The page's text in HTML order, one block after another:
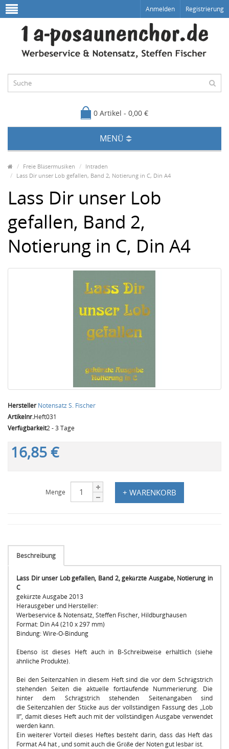
Anmelden Registrierung
0 Artikel - 0,00 €
MENÜ
Freie Bläsermusiken
Intraden
Lass Dir unser Lob gefallen, Band 2, Notierung in C, Din A4
Lass Dir unser Lob
gefallen, Band 2,
Notierung in C, Din A4
Hersteller Notensatz S. Fischer
Artikelnr.Heft031
Verfügbarkeit2 - 3 Tage
16,85 €
Menge + WARENKORB
Beschreibung
Lass Dir unser Lob gefallen, Band 2, gekürzte Ausgabe, Notierung in
C
gekürzte Ausgabe 2013
Herausgeber und Hersteller:
Werbeservice & Notensatz, Steffen Fischer, Hildburghausen
Format: Din A4 (210 x 297 mm)
Bindung: Wire-O-Bindung
Ebenso ist dieses Heft auch in B-Schreibweise erhältlich (siehe
ähnliche Produkte).
Bei den Seitenzahlen in diesem Heft sind die vor dem Schrägstrich
stehenden Seiten die aktuelle fortlaufende Nummerierung. Die
hinter dem Schrägstrich stehenden Seitenangaben sind
die Seitenzahlen der Stücke aus der vollständigen Fassung des „Lob
II”, damit dieses Heft auch mit der vollständigen Ausgabe verwendet
werden kann.
Ein weiterer Vorteil dieses Heftes besteht darin, dass das Heft das
Format A4 hat , und somit auch die Größe der Noten gut lesbar ist.